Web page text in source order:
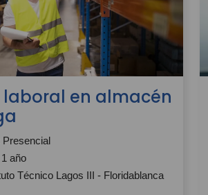
laboral en almacén
Presencial
1 año
Técnico Lagos III - Floridablanca